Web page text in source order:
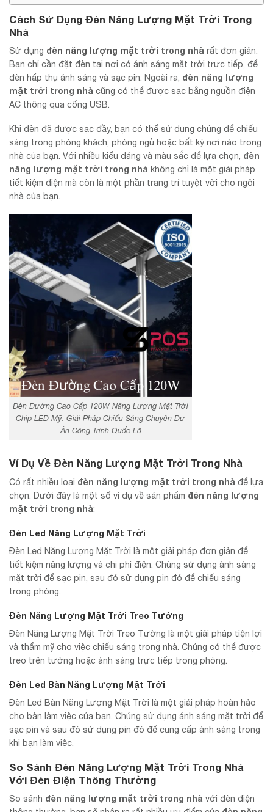
Cách Sử Dụng Đèn Năng Lượng Mặt Trời Trong
Nhà
Sử dụng đèn năng lượng mặt trời trong nhà rất đơn giản.
Bạn chỉ cần đặt đèn tại nơi có ánh sáng mặt trời trực tiếp, để
đèn hấp thụ ánh sáng và sạc pin. Ngoài ra, đèn năng lượng
mặt trời trong nhà cũng có thể được sạc bằng nguồn điện
AC thông qua cổng USB.
Khi đèn đã được sạc đầy, bạn có thể sử dụng chúng để chiếu
sáng trong phòng khách, phòng ngủ hoặc bất kỳ nơi nào trong
nhà của bạn. Với nhiều kiểu dáng và màu sắc để lựa chọn, đèn
năng lượng mặt trời trong nhà không chỉ là một giải pháp
tiết kiệm điện mà còn là một phần trang trí tuyệt vời cho ngôi
nhà của bạn.
Đèn Đường Cao Cấp 120W Năng Lượng Mặt Trời
Chip LED Mỹ: Giải Pháp Chiếu Sáng Chuyên Dự
Án Công Trình Quốc Lộ
Ví Dụ Về Đèn Năng Lượng Mặt Trời Trong Nhà
Có rất nhiều loại đèn năng lượng mặt trời trong nhà để lựa
chọn. Dưới đây là một số ví dụ về sản phẩm đèn năng lượng
mặt trời trong nhà:
Đèn Led Năng Lượng Mặt Trời
Đèn Led Năng Lượng Mặt Trời là một giải pháp đơn giản để
tiết kiệm năng lượng và chi phí điện. Chúng sử dụng ánh sáng
mặt trời để sạc pin, sau đó sử dụng pin đó để chiếu sáng
trong phòng.
Đèn Năng Lượng Mặt Trời Treo Tường
Đèn Năng Lượng Mặt Trời Treo Tường là một giải pháp tiện lợi
và thẩm mỹ cho việc chiếu sáng trong nhà. Chúng có thể được
treo trên tường hoặc ánh sáng trực tiếp trong phòng.
Đèn Led Bàn Năng Lượng Mặt Trời
Đèn Led Bàn Năng Lượng Mặt Trời là một giải pháp hoàn hảo
cho bàn làm việc của bạn. Chúng sử dụng ánh sáng mặt trời để
sạc pin và sau đó sử dụng pin đó để cung cấp ánh sáng trong
khi bạn làm việc.
So Sánh Đèn Năng Lượng Mặt Trời Trong Nhà
Với Đèn Điện Thông Thường
So sánh đèn năng lượng mặt trời trong nhà với đèn điện